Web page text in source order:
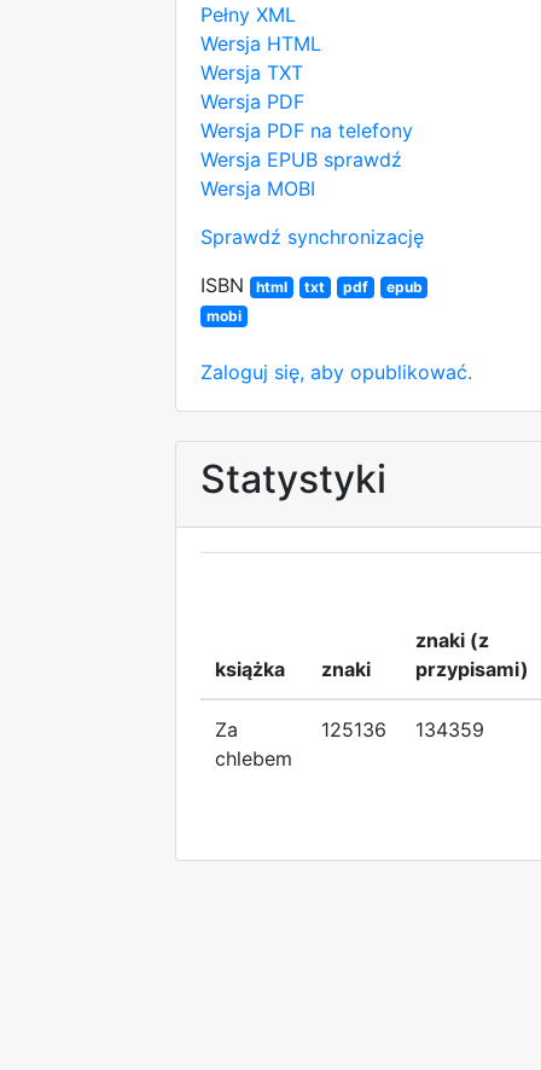
Pełny XML
Wersja HTML
Wersja TXT
Wersja PDF
Wersja PDF na telefony
Wersja EPUB sprawdź
Wersja MOBI
Sprawdź synchronizację
ISBN
html txt pdf
epub
mobi
Zaloguj się, aby opublikować.
Statystyki
książka znaki
znaki (z
przypisami)
Za
chlebem
125136 134359